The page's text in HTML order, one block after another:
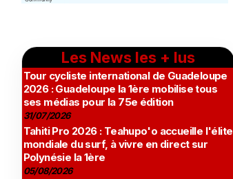
Les News les + lus
Tour cycliste international de Guadeloupe
2026 : Guadeloupe la 1ère mobilise tous
ses médias pour la 75e édition
31/07/2026
Tahiti Pro 2026 : Teahupo'o accueille l'élite
mondiale du surf, à vivre en direct sur
Polynésie la 1ère
05/08/2026